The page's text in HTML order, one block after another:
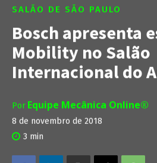
SALÃO DE SÃO PAULO
Bosch apresenta
Mobility no Salão
Internacional do
Por Equipe Mecânica Online®
8 de novembro de 2018
3 min